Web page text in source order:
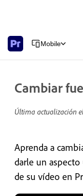
Mobile
Cambiar
Última actualización
Aprenda a
darle un
de su vídeo en